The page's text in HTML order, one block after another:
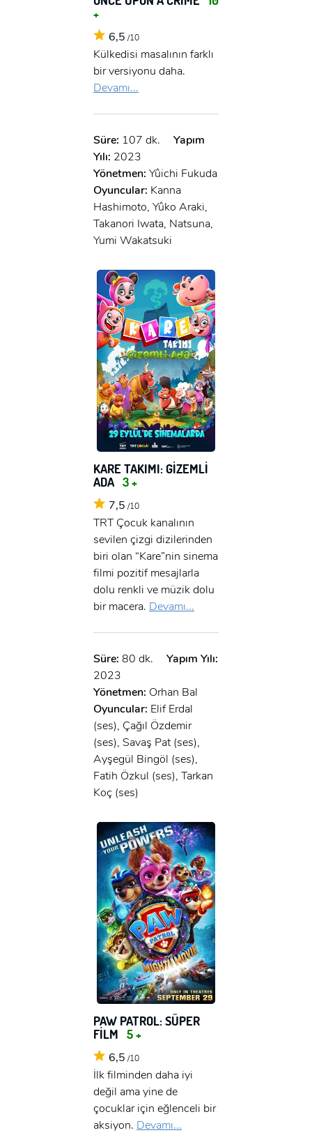
+
6,5 /10
Külkedisi masalının farklı
bir versiyonu daha.
Devamı...
Süre: 107 dk.
Yapım
Yılı: 2023
Yönetmen: Yûichi Fukuda
Oyuncular: Kanna
Hashimoto, Yûko Araki,
Takanori Iwata, Natsuna,
Yumi Wakatsuki
KARE TAKIMI: GİZEMLİ
ADA 3 +
7,5 /10
TRT Çocuk kanalının
sevilen çizgi dizilerinden
biri olan “Kare”nin sinema
filmi pozitif mesajlarla
dolu renkli ve müzik dolu
bir macera. Devamı...
Süre: 80 dk.
Yapım Yılı:
2023
Yönetmen: Orhan Bal
Oyuncular: Elif Erdal
(ses), Çağıl Özdemir
(ses), Savaş Pat (ses),
Ayşegül Bingöl (ses),
Fatih Özkul (ses), Tarkan
Koç (ses)
PAW PATROL: SÜPER
FİLM 5 +
6,5 /10
İlk filminden daha iyi
değil ama yine de
çocuklar için eğlenceli bir
aksiyon. Devamı...